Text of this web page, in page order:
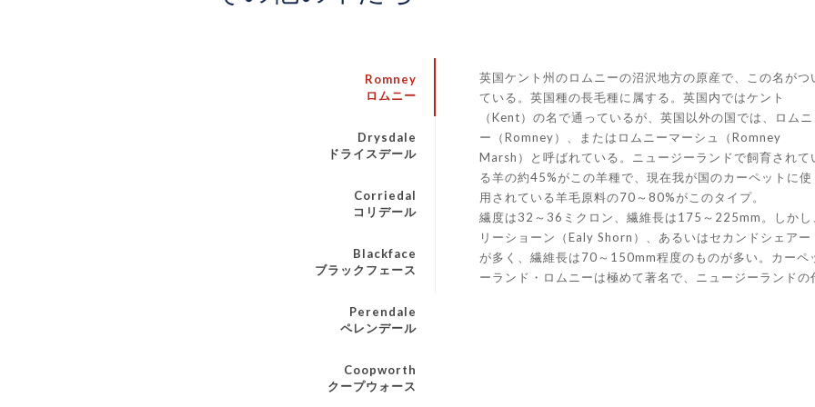
Romney
ロムニー
Drysdale
ドライスデール
Corriedal
コリデール
Blackface
ブラックフェース
Perendale
ペレンデール
Coopworth
クープウォース
英国ケント州のロムニーの沼沢地方の原産で、この名がつ
ている。英国種の長毛種に属する。英国内ではケント
（Kent）の名で通っているが、英国以外の国では、ロムニ
ー（Romney）、またはロムニーマーシュ（Romney
Marsh）と呼ばれている。ニュージーランドで飼育されて
る羊の約45%がこの羊種で、現在我が国のカーペットに使
用されている羊毛原料の70～80%がこのタイプ。
繊度は32～36ミクロン、繊維長は175～225mm。しかし
リーショーン（Ealy Shorn）、あるいはセカンドシェア
が多く、繊維長は70～150mm程度のものが多い。カーペ
ーランド・ロムニーは極めて著名で、ニュージーランドの